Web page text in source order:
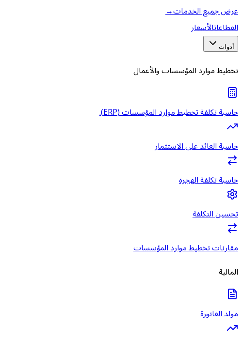
عرض جميع الخدمات→
القطاعاتالأسعار
أدوات
تخطيط موارد المؤسسات والأعمال
حاسبة تكلفة تخطيط موارد المؤسسات (ERP).
حاسبة العائد على الاستثمار
حاسبة تكلفة الهجرة
تحسين التكلفة
مقارنات تخطيط موارد المؤسسات
المالية
مولد الفاتورة